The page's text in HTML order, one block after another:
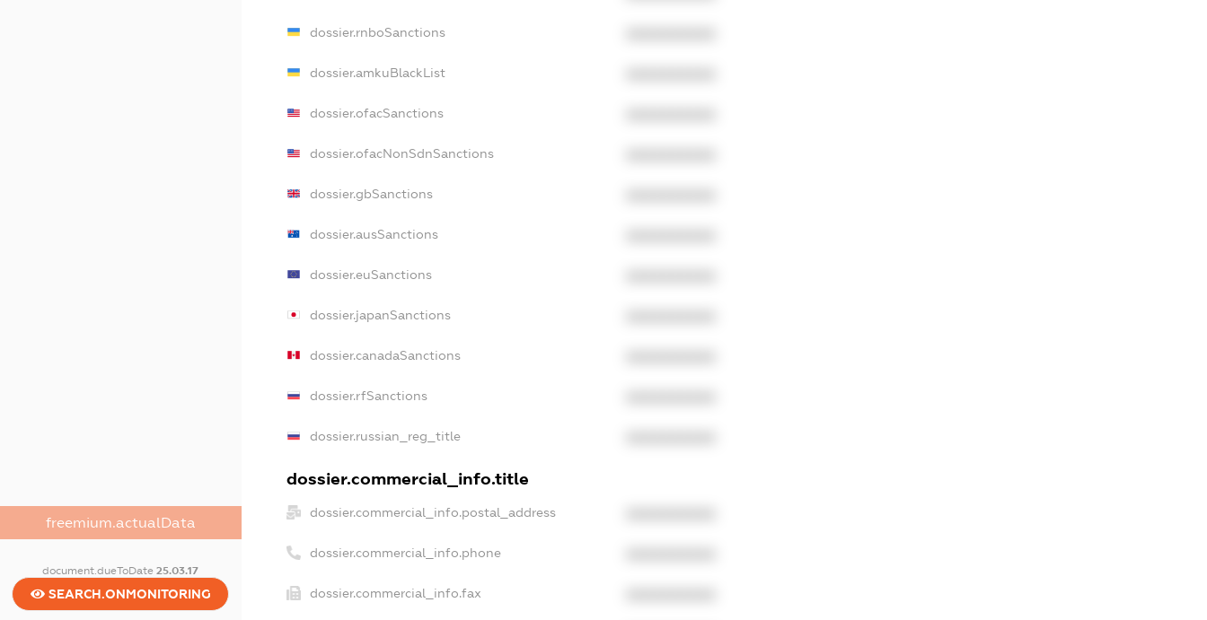
freemium.actualData
document.dueToDate25.03.17
SEARCH.ONMONITORING
dossier.rnboSanctions
dossier.amkuBlackList
dossier.ofacSanctions
dossier.ofacNonSdnSanctions
dossier.gbSanctions
dossier.ausSanctions
dossier.euSanctions
dossier.japanSanctions
dossier.canadaSanctions
dossier.rfSanctions
dossier.russian_reg_title
dossier.commercial_info.title
dossier.commercial_info.postal_address
dossier.commercial_info.phone
dossier.commercial_info.fax